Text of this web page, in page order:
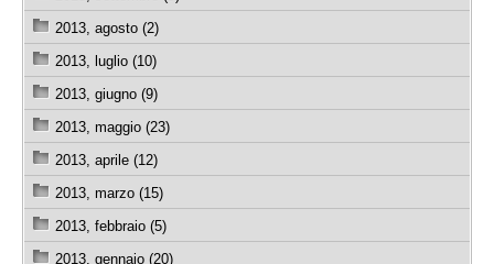
2013, agosto (2)
2013, luglio (10)
2013, giugno (9)
2013, maggio (23)
2013, aprile (12)
2013, marzo (15)
2013, febbraio (5)
2013, gennaio (20)